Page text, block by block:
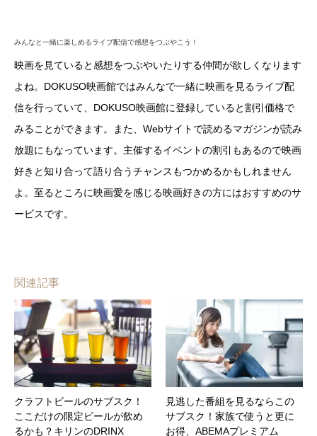
みんなと一緒に楽しめるライブ配信で感想をつぶやこう！
映画を見ていると感想をつぶやいたりする仲間が欲しくなります
よね。DOKUSO映画館ではみんなで一緒に映画を見るライブ配
信を行っていて、DOKUSO映画館に登録していると割引価格で
みることができます。また、Webサイトで読めるマガジンが読み
放題にもなっています。主催するイベントの割引もあるので映画
好きと知り合って語り合うチャンスもつかめるかもしれません
よ。至るところに映画愛を感じる映画好きの方にはおすすめのサ
ービスです。
関連記事
クラフトビールのサブスク！
ここだけの限定ビールが飲め
るかも？キリンのDRINX
見逃した番組を見るならこの
サブスク！家族で使うと更に
お得、ABEMAプレミアム